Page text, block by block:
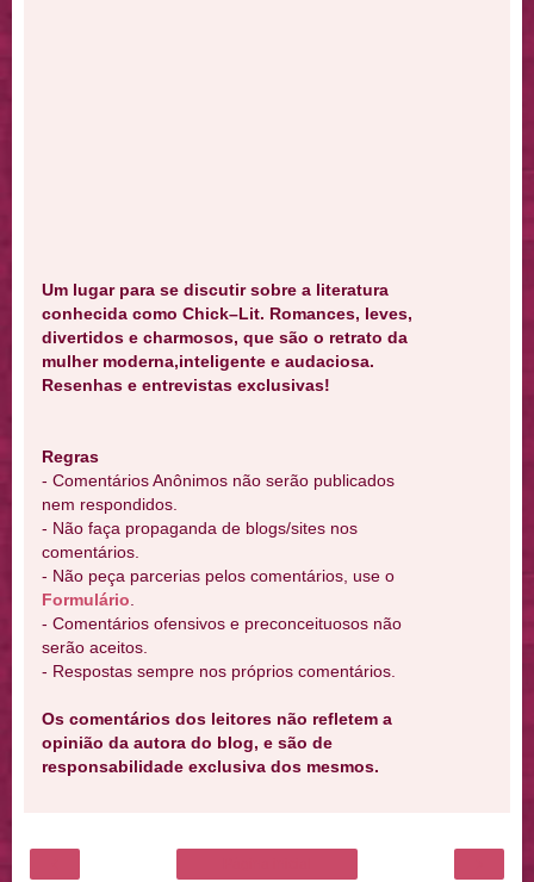
Um lugar para se discutir sobre a literatura
conhecida como Chick–Lit. Romances, leves,
divertidos e charmosos, que são o retrato da
mulher moderna,inteligente e audaciosa.
Resenhas e entrevistas exclusivas!
Regras
- Comentários Anônimos não serão publicados
nem respondidos.
- Não faça propaganda de blogs/sites nos
comentários.
- Não peça parcerias pelos comentários, use o
Formulário
- Comentários ofensivos e preconceituosos não
serão aceitos.
- Respostas sempre nos próprios comentários.
Os comentários dos leitores não refletem a
opinião da autora do blog, e são de
responsabilidade exclusiva dos mesmos.